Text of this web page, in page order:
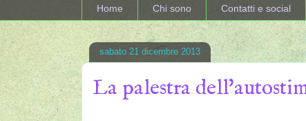
Home Chi sono Contatti e social
sabato 21 dicembre 2013
La palestra